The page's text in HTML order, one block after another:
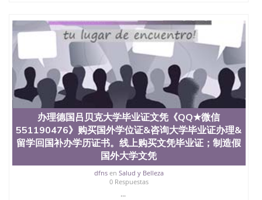
外文凭质量QQ微信551190476国外本科毕业证怎么办
理QQ微信551190476国外大学文凭真制作QQ微信
551190476办国外文凭可找工作QQ微信551190476国
外大学有毕业证QQ微信551190476办理国外毕业证价
格QQ微信551190476国外编号查询QQ微信551190476
办理国外文凭要交定金吗QQ微信551190476办国外可
查文凭QQ微信551190476网上购买真文凭可信吗QQ
微信551190476学士学位证书查询机构QQ微信
551190476 国外资格证书办理QQ微信551190476如何
办理学历认证QQ微信551190476海外文凭认证办理
QQ微信551190476 圣何塞州立大学（San Jose State
University, 又译为“圣荷西州立大学”）成立于1857
年，简称SJSU，是加州历史悠久的大学之一，也是美
西地区的公立大学之一。位于圣何塞市San Jose中
心，占地154公顷。它是一所位于加利福尼亚州的著
名综合性公立大学，它以极高的就业率，全美名列前
办理德国吕贝克大学毕业证文凭《QQ★微信
551190476》购买国外学位证&咨询大学毕业证办理&
留学回国补办学历证书。线上购买文凭毕业证；制造假
国外大学文凭
dfnsen Salud y Belleza
0 Respuestas
...